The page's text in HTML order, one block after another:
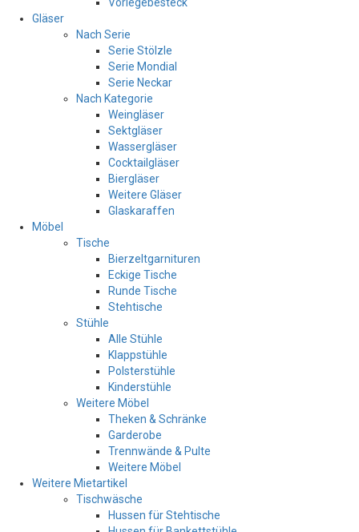
Gläser
Nach Serie
Serie Stölzle
Serie Mondial
Serie Neckar
Nach Kategorie
Weingläser
Sektgläser
Wassergläser
Cocktailgläser
Biergläser
Weitere Gläser
Glaskaraffen
Möbel
Tische
Bierzeltgarnituren
Eckige Tische
Runde Tische
Stehtische
Stühle
Alle Stühle
Klappstühle
Polsterstühle
Kinderstühle
Weitere Möbel
Theken & Schränke
Garderobe
Trennwände & Pulte
Weitere Möbel
Weitere Mietartikel
Tischwäsche
Hussen für Stehtische